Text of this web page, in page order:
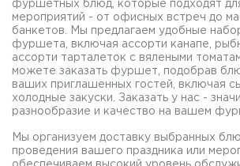
фуршетных блюд, которые подходят
мероприятий - от офисных встреч до
банкетов. Мы предлагаем удобные
фуршета, включая ассорти канапе,
ассорти тарталеток с вялеными
можете заказать фуршет, подобрав
ваших приглашенных гостей, включая
холодные закуски. Заказать у нас -
разнообразие и качество на вашем
Мы организуем доставку выбранных
проведения вашего праздника или